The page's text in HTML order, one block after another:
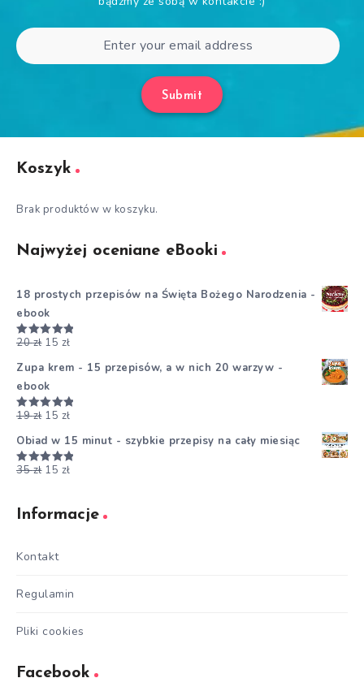
Submit
Koszyk
Brak produktów w koszyku.
Najwyżej oceniane eBooki
18 prostych przepisów na Święta Bożego Narodzenia -
ebook
Oceniono
20zł 15 zł
Zupa krem - 15 przepisów, a w nich 20 warzyw -
ebook
Oceniono
19zł 15 zł
Obiad w 15 minut - szybkie przepisy na cały miesiąc
Oceniono
35zł 15 zł
Informacje
Kontakt
Regulamin
Pliki cookies
Facebook